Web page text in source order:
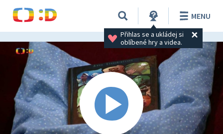
Přihlas se a ukládej si
oblíbené hry a videa.
MENU